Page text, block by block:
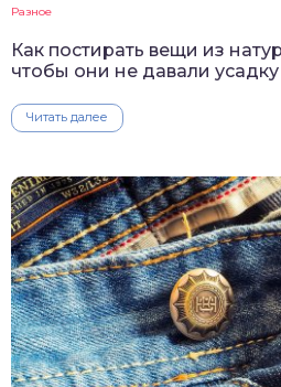
Разное
Как постирать вещи из
чтобы они не давали усадку
Читать далее